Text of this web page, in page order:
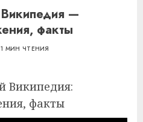
—
факты
1 МИН ЧТЕНИЯ